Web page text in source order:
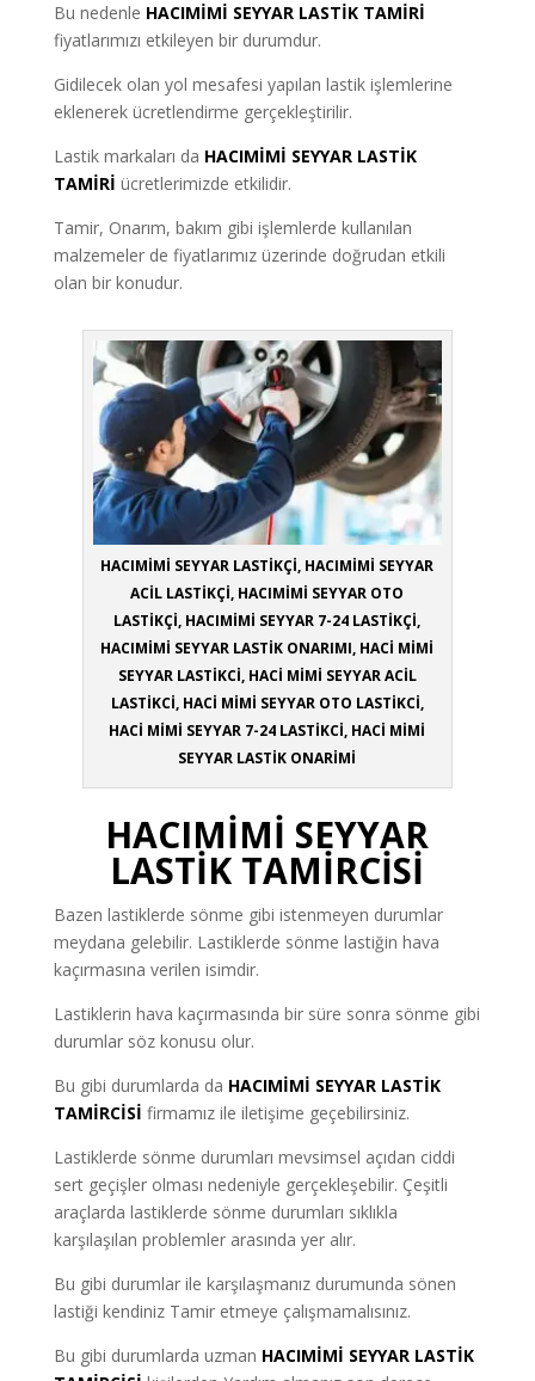
Bu nedenle HACIMİMİ SEYYAR LASTİK TAMİRİ
fiyatlarımızı etkileyen bir durumdur.
Gidilecek olan yol mesafesi yapılan lastik işlemlerine
eklenerek ücretlendirme gerçekleştirilir.
Lastik markaları da HACIMİMİ SEYYAR LASTİK
TAMİRİ ücretlerimizde etkilidir.
Tamir, Onarım, bakım gibi işlemlerde kullanılan
malzemeler de fiyatlarımız üzerinde doğrudan etkili
olan bir konudur.
HACIMİMİ SEYYAR LASTİKÇİ, HACIMİMİ SEYYAR
ACİL LASTİKÇİ, HACIMİMİ SEYYAR OTO
LASTİKÇİ, HACIMİMİ SEYYAR 7-24 LASTİKÇİ,
HACIMİMİ SEYYAR LASTİK ONARIMI, HACİ MİMİ
SEYYAR LASTİKCİ, HACİ MİMİ SEYYAR ACİL
LASTİKCİ, HACİ MİMİ SEYYAR OTO LASTİKCİ,
HACİ MİMİ SEYYAR 7-24 LASTİKCİ, HACİ MİMİ
SEYYAR LASTİK ONARİMİ
HACIMİMİ SEYYAR
LASTİK TAMİRCİSİ
Bazen lastiklerde sönme gibi istenmeyen durumlar
meydana gelebilir. Lastiklerde sönme lastiğin hava
kaçırmasına verilen isimdir.
Lastiklerin hava kaçırmasında bir süre sonra sönme gibi
durumlar söz konusu olur.
Bu gibi durumlarda da HACIMİMİ SEYYAR LASTİK
TAMİRCİSİ firmamız ile iletişime geçebilirsiniz.
Lastiklerde sönme durumları mevsimsel açıdan ciddi
sert geçişler olması nedeniyle gerçekleşebilir. Çeşitli
araçlarda lastiklerde sönme durumları sıklıkla
karşılaşılan problemler arasında yer alır.
Bu gibi durumlar ile karşılaşmanız durumunda sönen
lastiği kendiniz Tamir etmeye çalışmamalısınız.
Bu gibi durumlarda uzman HACIMİMİ SEYYAR LASTİK